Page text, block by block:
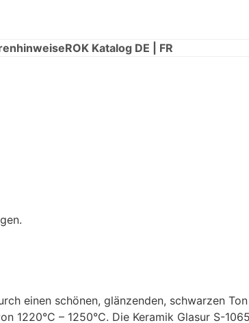
ROK Katalog DE | FR
einen schönen, glänzenden, schwarzen
1220°C – 1250°C. Die Keramik Glasur S-